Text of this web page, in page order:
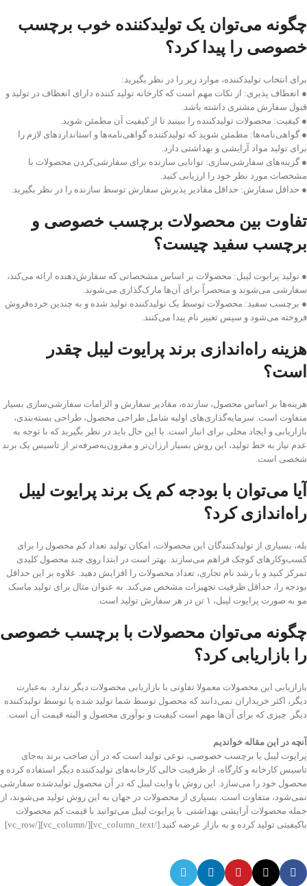
چگونه می‌توان یک تولید‌کننده خوب برچسب
خصوصی را پیدا کرد؟
برای انتخاب تولید‌کننده، موارد زیر را در نظر بگیرید:
● انعطاف‌ پذیری: از نکات مهم است که کارخانه تولید کننده دارای انعطاف در تولید و
قبول سفارش مشتری داشته باشد.
● کیفیت: محصولات تولید‌کننده را ببینید تا از کیفیت آن مطمئن شوید.
● گواهی‌نامه‌ها: مطمئن شوید که تولید‌کننده گواهی‌نامه‌ها و استانداردهای لازم را
برای تولید مواد آرایشی و بهداشتی دارد.
● گزینه‌های سفارشی‌سازی: توانایی سازنده برای سفارشی‌کردن محصولات با
مشخصات مورد نظر خود را ارزیابی کنید.
● حداقل سفارش: حداقل مقادیر پذیرش سفارش توسط سازنده را در نظر بگیرید.
تفاوت بین محصولات برچسب خصوصی و
برچسب سفید چیست؟
● تولید پرایوت لیبل: محصولات بر اساس مشخصاتی که سفارش‌دهنده ارائه می‌کند،
سفارشی می‌شوند و منحصراً برای آن‌ها مارک‌گذاری می‌شوند.
● برچسب سفید: محصولات توسط یک تولید‌کننده تولید شده و به چندین خرده‌فروش
فروخته می‌شود و سپس تغییر نام پیدا می‌کنند.
هزینه راه‌اندازی برند پرایوت لیبل چقدر
است؟
هزینه‌ها بر اساس محصول، سازنده، مقادیر سفارش و الزامات سفارشی‌سازی بسیار
متفاوت است. سرمایه‌گذاری‌های اولیه شامل طراحی محصول، طراحی بسته‌بندی،
بازاریابی و ایجاد محلی برای انبار است. با این حال باید در نظر بگیرید که با توجه به
عدم نیاز به خط تولید، این روش بسیار ارزان‌تر و مقرون‌به‌صرفه‌تر از تاسیس یک برند
شخصی است.
آیا می‌توان با بودجه کم یک برند پرایوت لیبل
راه‌اندازی کرد؟
بله، بسیاری از تولیدکنندگان این محصولات، امکان تولید تعداد کم محصول را برای
کسب‌وکار‌های کوچک فراهم می‌سازند. بهتر است در ابتدا روی چند محصول کلیدی
تمرکز کنید و با رشد نام تجاری، تعداد محصولات را افزایش دهید. علاوه بر این حداقل
بودجه را، حداقل ظرفیت تجهیزات مشخص می‌کند. به عنوان مثال برای تولید ماسک
مو به صورت پرایوت لیبل، ۱ تن در هر سفارش تولید است.
چگونه می‌توان محصولات با برچسب خصوصی
را بازاریابی کرد؟
بازاریابی این محصولات معمولا تفاوتی با بازاریابی محصولات دیگر ندارد. به‌عبارت
دیگر، اکثر خریداران نمی‌دانند که محصول توسط شما تولید شده یا توسط تولید‌کننده
دیگر. چیزی که برای آن‌ها مهم است کیفیت و نوآوری محصول و البته قیمت آن است.
آنچه در این مقاله خواندیم
پرایوت لیبل یا برچسب خصوصی، نوعی تولید است که در آن صاحب برند به‌جای
تاسیس کارخانه و کارگاه، از ظرفیت خالی کارخانه‌های تولید‌کننده دیگر استفاده کرده و
محصول خود را می‌سازد. این روش با وایت لیبل که در آن محصول تولید‌شده سفارشی
نمی‌شود، متفاوت است. بسیاری از محصولات در جهان به این روش تولید می‌شوند، از
جمله محصولات آرایشی بهداشتی. با پرایوت لیبل می‌توانید با قیمت کم محصولات
باکیفیتی تولید کرده و به بازار عرضه کنید.[/vc_column_text][/vc_column][/vc_row]